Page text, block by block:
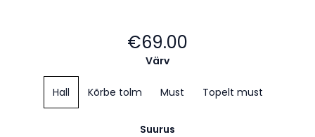
€69.00
Värv
Hall Kõrbe tolm Must Topelt must
Suurus